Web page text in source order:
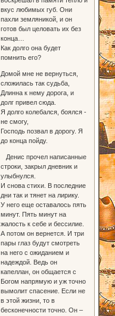
вкус любимых губ. Они
пахли земляникой, и он
готов был целовать их без
конца…
Как долго она будет
помнить его?
Домой мне не вернуться,
сложилась так судьба,
Длинна к нему дорога, и
долг привел сюда.
Я долго колебался, боялся -
не смогу,
Господь позвал в дорогу. Я
до конца пойду.
Денис прочел написанные
строки, закрыл дневник и
улыбнулся.
И снова стихи. В последние
дни так и тянет на лирику.
У него еще оставалось пять
минут. Пять минут на
жалость к себе и бессилие.
А потом он вернется. И три
пары глаз будут смотреть
на него с ожиданием и
надеждой. Ведь он
капеллан, он общается с
Богом напрямую и уж точно
вымолит спасение. Если не
в этой жизни, то в
бесконечности точно. Он –